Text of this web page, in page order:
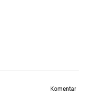
Komentar